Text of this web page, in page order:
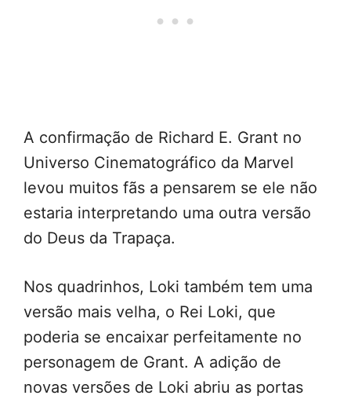
A confirmação de Richard E. Grant no
Universo Cinematográfico da Marvel
levou muitos fãs a pensarem se ele não
estaria interpretando uma outra versão
do Deus da Trapaça.
Nos quadrinhos, Loki também tem uma
versão mais velha, o Rei Loki, que
poderia se encaixar perfeitamente no
personagem de Grant. A adição de
novas versões de Loki abriu as portas